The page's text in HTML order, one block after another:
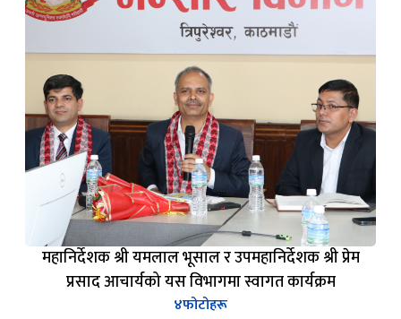
महानिर्देशक श्री यमलाल भूसाल र उपमहानिर्देशक श्री प्रेम
प्रसाद आचार्यको यस विभागमा स्वागत कार्यक्रम
४फोटोहरू